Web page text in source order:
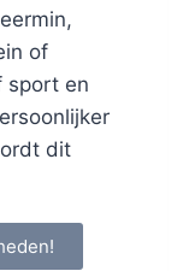
of
sport en
dit